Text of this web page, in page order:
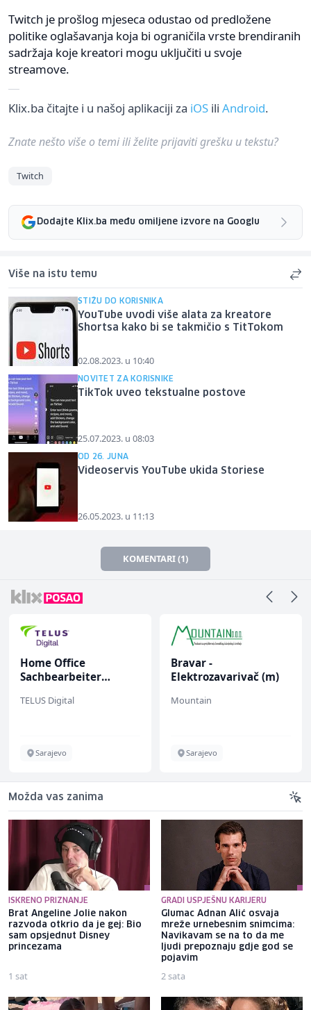
Twitch je prošlog mjeseca odustao od predložene
politike oglašavanja koja bi ograničila vrste brendiranih
sadržaja koje kreatori mogu uključiti u svoje
streamove.
Klix.ba čitajte i u našoj aplikaciji za iOS ili Android.
Znate nešto više o temi ili želite prijaviti grešku u tekstu?
Twitch
Dodajte Klix.ba među omiljene izvore na Googlu
Više na istu temu
STIŽU DO KORISNIKA
YouTube uvodi više alata za kreatore
Shortsa kako bi se takmičio s TitTokom
02.08.2023. u 10:40
NOVITET ZA KORISNIKE
TikTok uveo tekstualne postove
25.07.2023. u 08:03
OD 26. JUNA
Videoservis YouTube ukida Storiese
26.05.2023. u 11:13
KOMENTARI (1)
Home Office
Sachbearbeiter
bekannten deutschen
TELUS Digital
Sarajevo
Bravar -
Elektrozavarivač (m)
Mountain
Sarajevo
Možda vas zanima
ISKRENO PRIZNANJE
Brat Angeline Jolie nakon
razvoda otkrio da je gej: Bio
sam opsjednut Disney
princezama
1 sat
GRADI USPJEŠNU KARIJERU
Glumac Adnan Alić osvaja
mreže urnebesnim snimcima:
Navikavam se na to da me
ljudi prepoznaju gdje god se
pojavim
2 sata